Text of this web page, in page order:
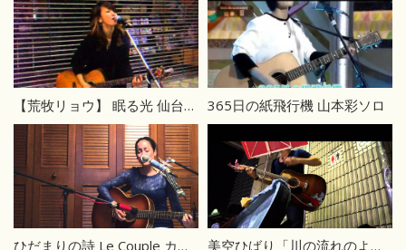
【荒牧リョウ】 眠る光 仙台路上ライブ 365日の紙飛行機 山本彩ソロ
ひだまりの詩 Le Couple カバー 美空ひばり「川の流れのように」